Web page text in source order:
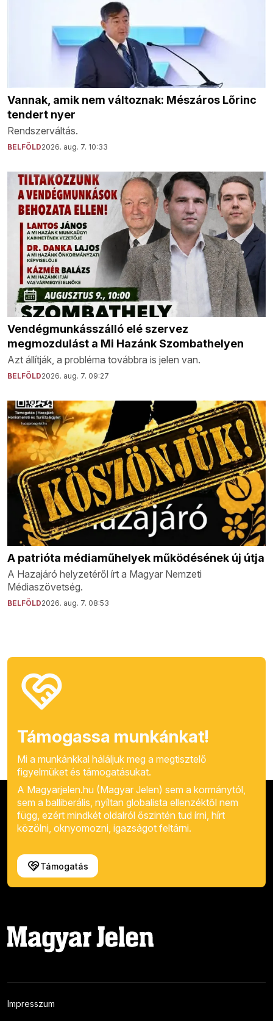
Vannak, amik nem változnak: Mészáros Lőrinc
tendert nyer
Rendszerváltás.
BELFÖLD2026. aug. 7. 10:33
Vendégmunkásszálló elé szervez
megmozdulást a Mi Hazánk Szombathelyen
Azt állítják, a probléma továbbra is jelen van.
BELFÖLD2026. aug. 7. 09:27
A patrióta médiaműhelyek működésének új útja
A Hazajáró helyzetéről írt a Magyar Nemzeti
Médiaszövetség.
BELFÖLD2026. aug. 7. 08:53
Támogassa munkánkat!
Mi a munkánkkal háláljuk meg a megtisztelő
figyelmüket és támogatásukat.
A Magyarjelen.hu (Magyar Jelen) sem a kormánytól,
sem a balliberális, nyíltan globalista ellenzéktől nem
függ, ezért mindkét oldalról őszintén tud írni, hírt
közölni, oknyomozni, igazságot feltárni.
Támogatás
Impresszum